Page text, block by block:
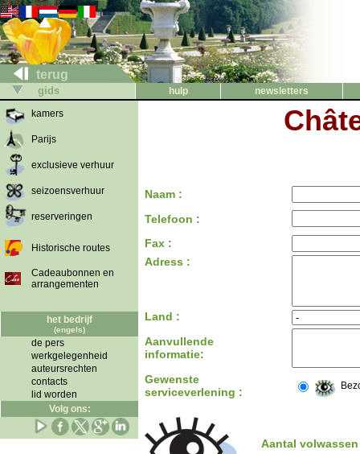
terug
gids hulp
newsletters
kamers
Parijs
exclusieve verhuur
seizoensverhuur
reserveringen
Historische routes
Cadeaubonnen en
arrangementen
het bedrijf
(engels)
de pers
werkgelegenheid
auteursrechten
contacts
lid worden
Volg ons:
Naam :
Telefoon :
Fax :
Adress :
Land :
Aanvullende
informatie:
Gewenste
serviceverlening :
Aantal